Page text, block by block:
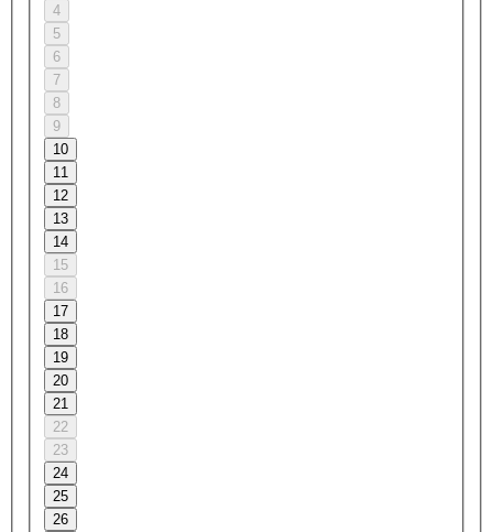
4
5
6
7
8
9
10
11
12
13
14
15
16
17
18
19
20
21
22
23
24
25
26